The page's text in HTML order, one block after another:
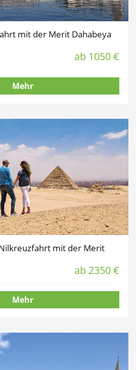
mit der Merit Dahabeya
ab 1050 €
Mehr
mit der Merit
ab 2350 €
Mehr